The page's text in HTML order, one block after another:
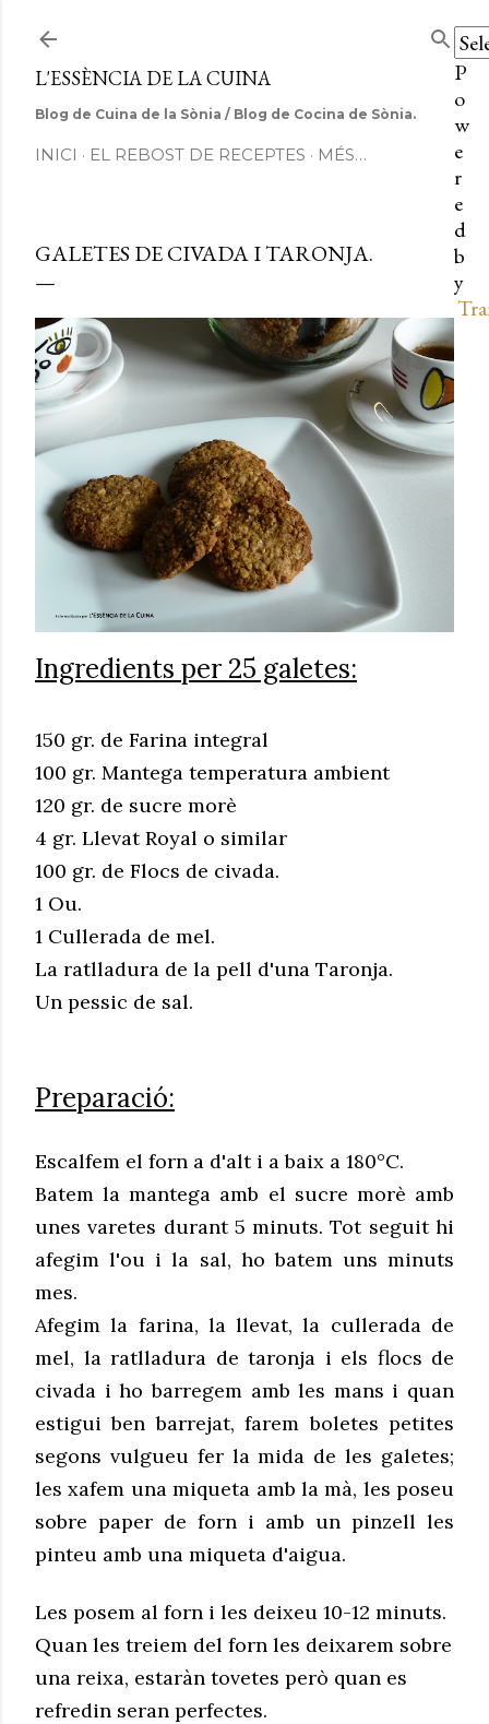
Salta al contingut principal
P
o
w
e
r
e
d
b
y
L'ESSÈNCIA DE LA CUINA
Blog de Cuina de la Sònia / Blog de Cocina de Sònia.
INICI EL REBOST DE RECEPTES MÉS…
GALETES DE CIVADA I TARONJA.
Ingredients per 25 galetes:
150 gr. de Farina integral
100 gr. Mantega temperatura ambient
120 gr. de sucre morè
4 gr. Llevat Royal o similar
100 gr. de Flocs de civada.
1 Ou.
1 Cullerada de mel.
La ratlladura de la pell d'una Taronja.
Un pessic de sal.
Preparació:
Escalfem el forn a d'alt i a baix a 180°C.
Batem la mantega amb el sucre morè amb
unes varetes durant 5 minuts. Tot seguit hi
afegim l'ou i la sal, ho batem uns minuts
mes.
Afegim la farina, la llevat, la cullerada de
mel, la ratlladura de taronja i els flocs de
civada i ho barregem amb les mans i quan
estigui ben barrejat, farem boletes petites
segons vulgueu fer la mida de les galetes;
les xafem una miqueta amb la mà, les poseu
sobre paper de forn i amb un pinzell les
pinteu amb una miqueta d'aigua.
Les posem al forn i les deixeu 10-12 minuts.
Quan les treiem del forn les deixarem sobre
una reixa, estaràn tovetes però quan es
refredin seran perfectes.